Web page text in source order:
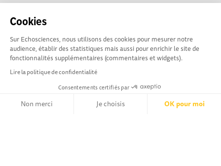
Cookies
Sur Echosciences, nous utilisons des cookies pour mesurer notre
audience, établir des statistiques mais aussi pour enrichir le site de
fonctionnalités supplémentaires (commentaires et widgets).
Lire la politique de confidentialité
Consentements certifiés par
Non merci Je choisis OK pour moi
cogito-normandie.fr est propulsé par
cogito-normandie.fr est le portail des cultures scientifique et